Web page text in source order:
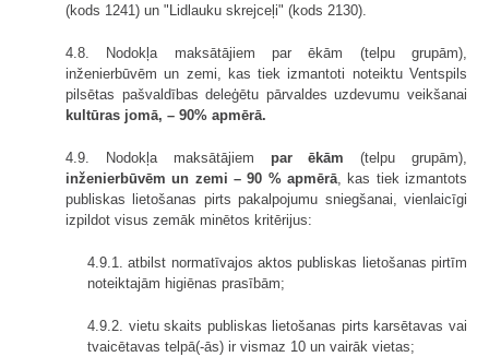
(kods 1241) un "Lidlauku skrejceļi" (kods 2130).
4.8. Nodokļa maksātājiem par ēkām (telpu grupām),
inženierbūvēm un zemi, kas tiek izmantoti noteiktu Ventspils
pilsētas pašvaldības deleģētu pārvaldes uzdevumu veikšanai
kultūras jomā, – 90% apmērā.
4.9. Nodokļa maksātājiem par ēkām (telpu grupām),
inženierbūvēm un zemi – 90 % apmērā, kas tiek izmantots
publiskas lietošanas pirts pakalpojumu sniegšanai, vienlaicīgi
izpildot visus zemāk minētos kritērijus:
4.9.1. atbilst normatīvajos aktos publiskas lietošanas pirtīm
noteiktajām higiēnas prasībām;
4.9.2. vietu skaits publiskas lietošanas pirts karsētavas vai
tvaicētavas telpā(-ās) ir vismaz 10 un vairāk vietas;